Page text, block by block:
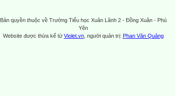
Bản quyền thuộc về Trường Tiểu học Xuân Lãnh 2 - Đồng Xuân - Phú
Yên
Website được thừa kế từ Violet.vn, người quản trị: Phan Văn Quảng